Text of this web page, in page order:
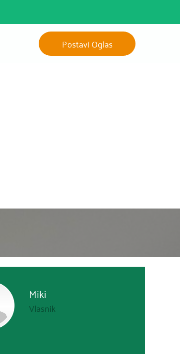
Postavi Oglas
Miki
Vlasnik